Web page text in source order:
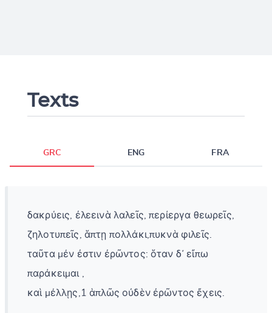
Texts
GRC ENG FRA
δακρύεις, ἐλεεινὰ λαλεῖς, περίεργα θεωρεῖς,
ζηλοτυπεῖς, ἅπτῃ πολλάκι,πυκνὰ φιλεῖς.
ταῦτα μέν ἐστιν ἐρῶντος: ὅταν δ᾽ εἴπω
παράκειμαι ,
καὶ μέλλῃς,1 ἁπλῶς οὐδὲν ἐρῶντος ἔχεις.